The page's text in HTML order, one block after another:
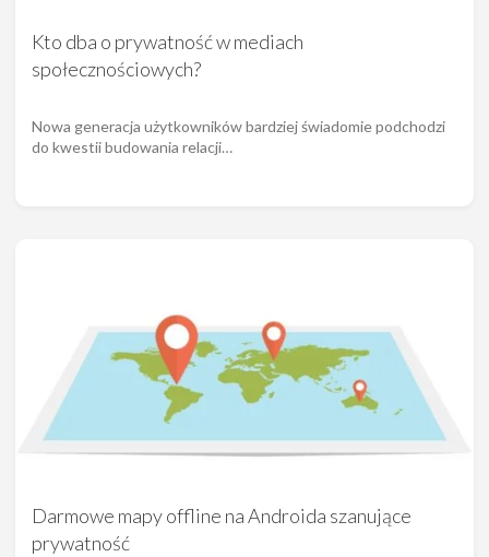
Kto dba o prywatność w mediach
społecznościowych?
Nowa generacja użytkowników bardziej świadomie podchodzi
do kwestii budowania relacji…
Darmowe mapy offline na Androida szanujące
prywatność